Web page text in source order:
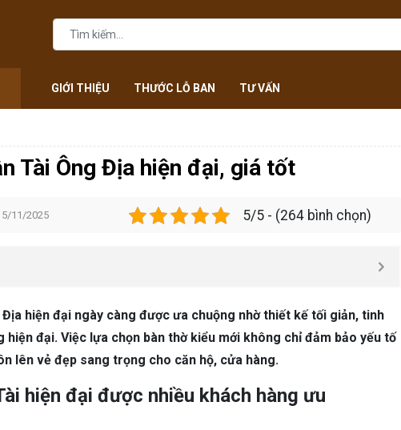
GIỚI THIỆU THƯỚC LỖ BAN TƯ VẤN
Tài Ông Địa hiện đại, giá tốt
11/2025 5/5 - (264 bình chọn)
hiện đại ngày càng được ưa chuộng nhờ thiết kế tối giản, tinh
hiện đại. Việc lựa chọn bàn thờ kiểu mới không chỉ đảm bảo yếu tố
lên vẻ đẹp sang trọng cho căn hộ, cửa hàng.
hiện đại được nhiều khách hàng ưu